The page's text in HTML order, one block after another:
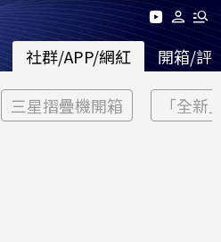
社群/APP/網紅 開箱/評
三星摺疊機開箱 「全新